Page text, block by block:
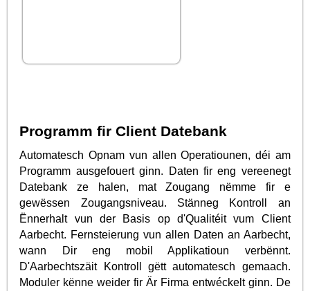
Programm fir Client Datebank
Automatesch Opnam vun allen Operatiounen, déi am
Programm ausgefouert ginn. Daten fir eng vereenegt
Datebank ze halen, mat Zougang nëmme fir e
gewëssen Zougangsniveau. Stänneg Kontroll an
Ënnerhalt vun der Basis op d'Qualitéit vum Client
Aarbecht. Fernsteierung vun allen Daten an Aarbecht,
wann Dir eng mobil Applikatioun verbënnt.
D'Aarbechtszäit Kontroll gëtt automatesch gemaach.
Moduler kënne weider fir Är Firma entwéckelt ginn. De